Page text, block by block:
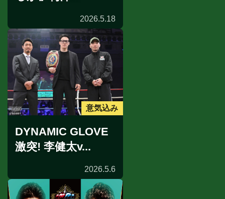
2026.5.18
意気込み
DYNAMIC GLOVE
激突! 李健太v...
2026.5.6